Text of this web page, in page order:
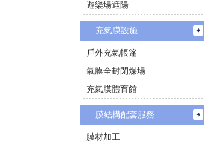
遊樂場遮陽
充氣膜設施
戶外充氣帳篷
氣膜全封閉煤場
充氣膜體育館
膜結構配套服務
膜材加工